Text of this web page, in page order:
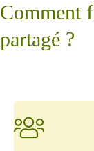
Comment
partagé ?
Icone d'une